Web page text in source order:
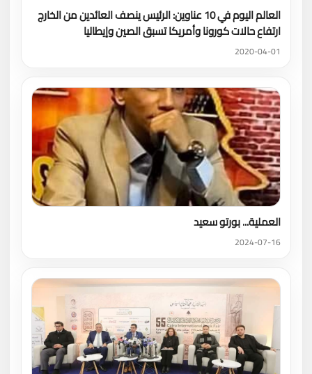
العالم اليوم في 10 عناوين: الرئيس ينصف العائدين من الخارج
ارتفاع حالات كورونا وأمريكا تسبق الصين وإيطاليا
2020-04-01
العملية... بورتو سعيد
2024-07-16